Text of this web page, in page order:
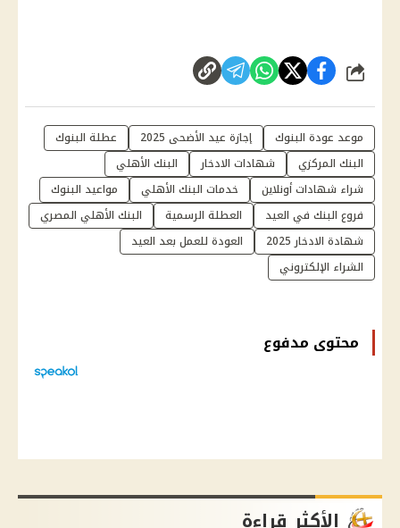
شارك
موعد عودة البنوك إجازة عيد الأضحى 2025
عطلة البنوك
البنك المركزي
شهادات الادخار
البنك الأهلي
شراء شهادات أونلاين
خدمات البنك الأهلي
مواعيد البنوك
فروع البنك في العيد
العطلة الرسمية
البنك الأهلي المصري
شهادة الادخار 2025
العودة للعمل بعد العيد
الشراء الإلكتروني
محتوى مدفوع
الأكثر قراءة